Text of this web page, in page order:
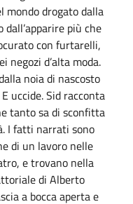
mondo drogato dalla
più che
con furtarelli,
negozi d’alta moda.
noia di nascosto
uccide. Sid racconta
tanto sa di sconfitta
I fatti narrati sono
di un lavoro nelle
e trovano nella
di Alberto
a bocca aperta e